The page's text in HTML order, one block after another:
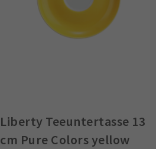
Liberty Teeuntertasse 13
cm Pure Colors yellow